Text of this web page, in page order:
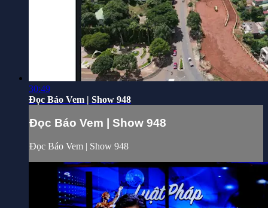
30:49
Đọc Báo Vem | Show 948
Đọc Báo Vem | Show 948
Đọc Báo Vem | Show 948